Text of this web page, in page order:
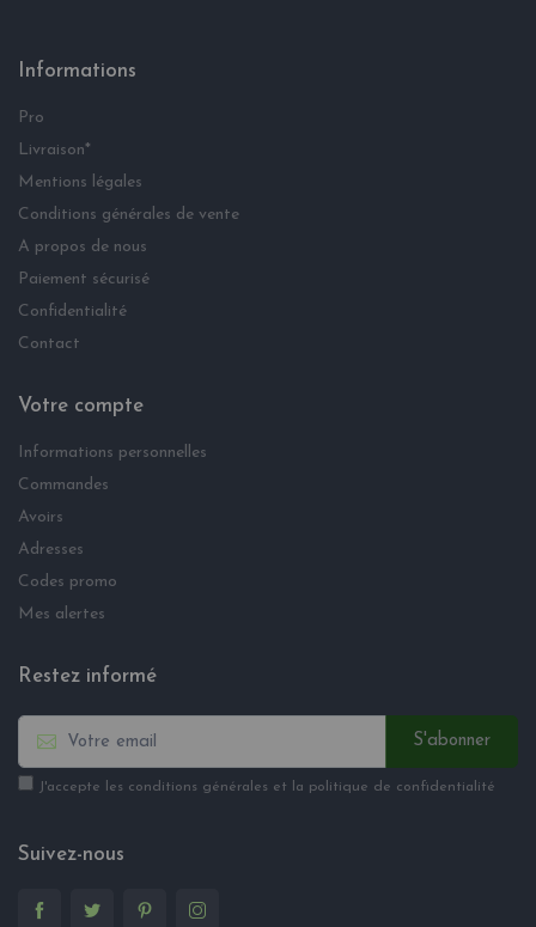
Informations
Pro
Livraison*
Mentions légales
Conditions générales de vente
A propos de nous
Paiement sécurisé
Confidentialité
Contact
Votre compte
Informations personnelles
Commandes
Avoirs
Adresses
Codes promo
Mes alertes
Restez informé
S'abonner
J'accepte les conditions générales et la politique de confidentialité
Suivez-nous